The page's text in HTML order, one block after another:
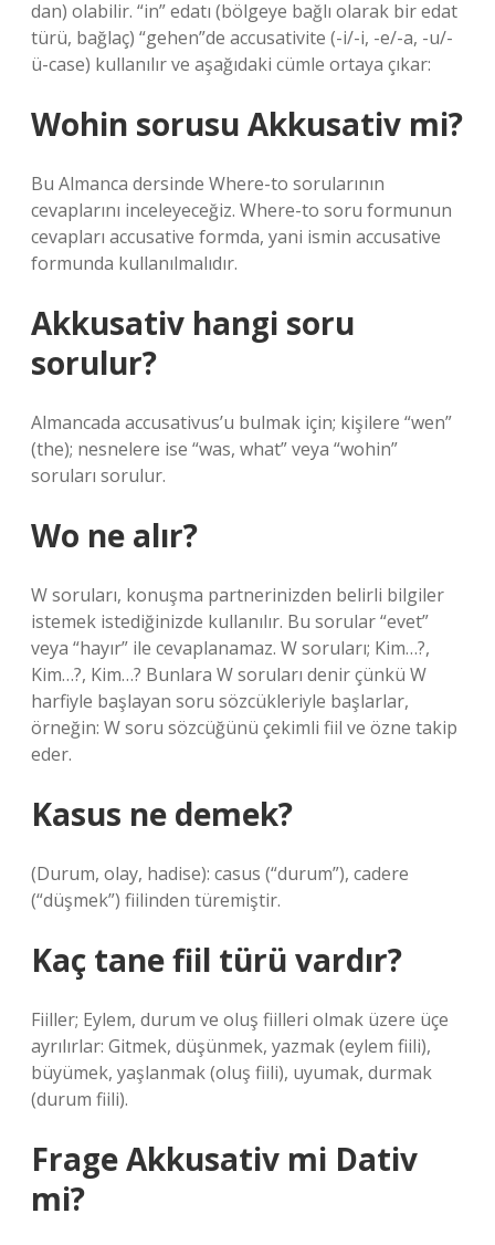
dan) olabilir. “in” edatı (bölgeye bağlı olarak bir edat
türü, bağlaç) “gehen”de accusativite (-i/-i, -e/-a, -u/-
ü-case) kullanılır ve aşağıdaki cümle ortaya çıkar:
Wohin sorusu Akkusativ mi?
Bu Almanca dersinde Where-to sorularının
cevaplarını inceleyeceğiz. Where-to soru formunun
cevapları accusative formda, yani ismin accusative
formunda kullanılmalıdır.
Akkusativ hangi soru
sorulur?
Almancada accusativus’u bulmak için; kişilere “wen”
(the); nesnelere ise “was, what” veya “wohin”
soruları sorulur.
Wo ne alır?
W soruları, konuşma partnerinizden belirli bilgiler
istemek istediğinizde kullanılır. Bu sorular “evet”
veya “hayır” ile cevaplanamaz. W soruları; Kim…?,
Kim…?, Kim…? Bunlara W soruları denir çünkü W
harfiyle başlayan soru sözcükleriyle başlarlar,
örneğin: W soru sözcüğünü çekimli fiil ve özne takip
eder.
Kasus ne demek?
(Durum, olay, hadise): casus (“durum”), cadere
(“düşmek”) fiilinden türemiştir.
Kaç tane fiil türü vardır?
Fiiller; Eylem, durum ve oluş fiilleri olmak üzere üçe
ayrılırlar: Gitmek, düşünmek, yazmak (eylem fiili),
büyümek, yaşlanmak (oluş fiili), uyumak, durmak
(durum fiili).
Frage Akkusativ mi Dativ
mi?